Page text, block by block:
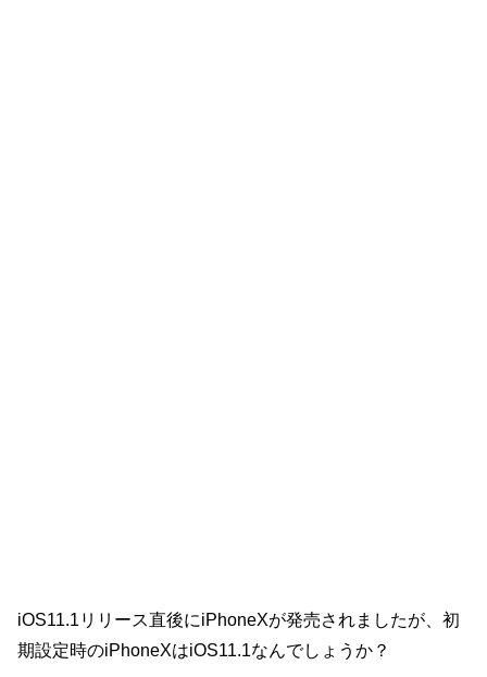
iOS11.1リリース直後にiPhoneXが発売されましたが、初
期設定時のiPhoneXはiOS11.1なんでしょうか？